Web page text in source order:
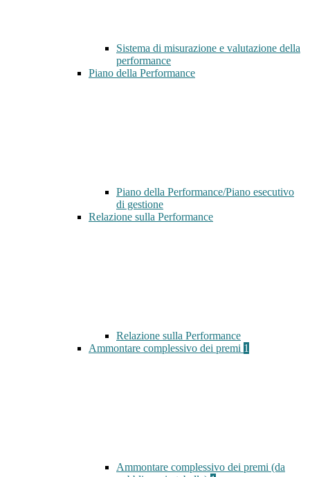
Sistema di misurazione e valutazione della
performance
Piano della Performance
Piano della Performance/Piano esecutivo
di gestione
Relazione sulla Performance
Relazione sulla Performance
Ammontare complessivo dei premi 1
Ammontare complessivo dei premi (da